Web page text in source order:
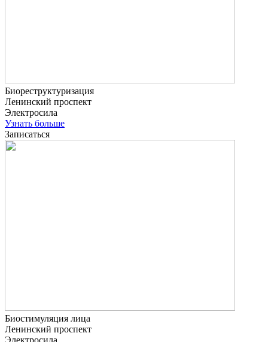
Биореструктуризация
Ленинский проспект
Электросила
Узнать больше
Записаться
Биостимуляция лица
Ленинский проспект
Электросила